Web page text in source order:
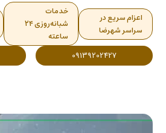
گیری از تیم تخصصی و ابزا ..
اعزام سریع در
سراسر شهرضا
خدمات
شبانه‌روزی ۲۴
ساعته
09139202427